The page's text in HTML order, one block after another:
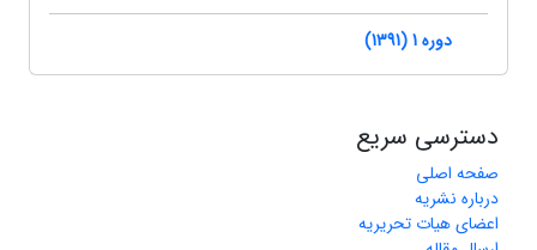
دوره 1 (1391)
دسترسی سریع
صفحه اصلی
درباره نشریه
اعضای هیات تحریریه